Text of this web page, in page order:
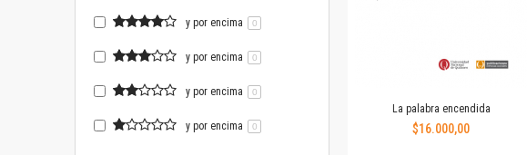
Otros títulos
Intersecciones
Convergencia. Entre
La palabra encendida
$16.000,00
y por encima 0
y por encima 0
y por encima 0
y por encima 0